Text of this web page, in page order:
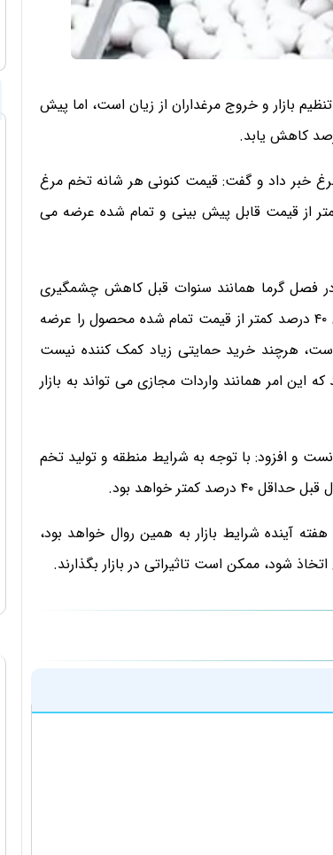
بازار و خروج مرغداران از زیان است، اما پیش
خبر داد و گفت: قیمت کنونی هر شانه تخم مرغ
است که حداقل ۲۰۰ هزار تومان کمتر از قیمت قابل پیش بینی و تمام شده عرضه می
فصل گرما همانند سنوات قبل کاهش چشمگیری
داشته است، افزود: با توجه به شرایط تولید و تقاضا، مرغداران ۴۰ درصد کمتر از قیمت تمام شده محصول را عرضه
هرچند خرید حمایتی زیاد کمک کننده نیست‌
این امر همانند واردات مجازی می تواند به بازار
و افزود: با توجه به شرایط منطقه و تولید تخم
خواهد بود.
دبیر فدراسیون طیور گفت: برآوردها حاکی از آن است که تا ۲ هفته آینده شرایط بازار به همین روال خواهد بود،
شود، ممکن است تاثیراتی در بازار بگذارند.